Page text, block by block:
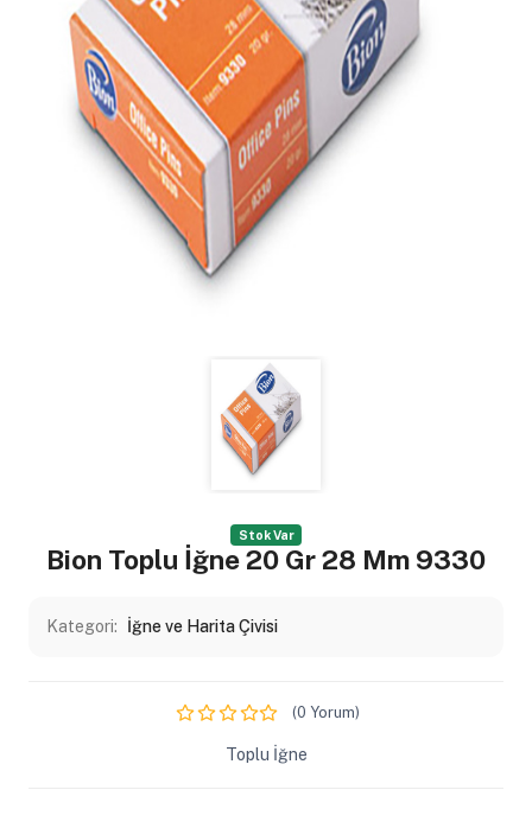
Stok Var
Bion Toplu İğne 20 Gr 28 Mm 9330
Kategori: İğne ve Harita Çivisi
(0 Yorum)
Toplu İğne